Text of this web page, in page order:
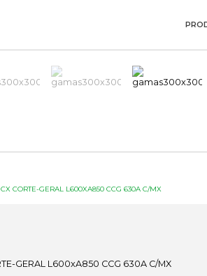
CX CORTE-GERAL L600XA850 CCG 630A C/MX